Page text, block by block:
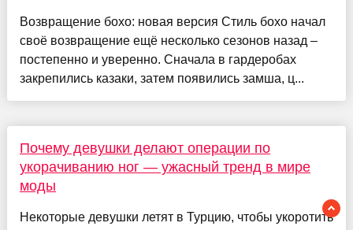
Возвращение бохо: новая версия Стиль бохо начал
своё возвращение ещё несколько сезонов назад –
постепенно и уверенно. Сначала в гардеробах
закрепились казаки, затем появились замша, ц...
Почему девушки делают операции по
укорачиванию ног — ужасный тренд в мире
моды
Некоторые девушки летят в Турцию, чтобы укоротить